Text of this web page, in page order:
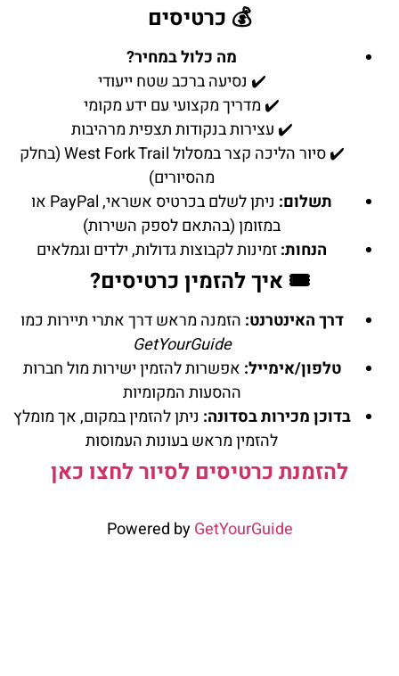
💰 כרטיסים
מה כלול במחיר?
✔️ נסיעה ברכב שטח ייעודי
✔️ מדריך מקצועי עם ידע מקומי
✔️ עצירות בנקודות תצפית מרהיבות
✔️ סיור הליכה קצר במסלול West Fork Trail (בחלק
מהסיורים)
תשלום:
ניתן לשלם בכרטיס אשראי, PayPal או
במזומן (בהתאם לספק השירות)
הנחות:זמינות לקבוצות גדולות, ילדים וגמלאים
🎟️ איך להזמין כרטיסים?
דרך האינטרנט: הזמנה מראש דרך אתרי תיירות כמו
GetYourGuide
טלפון/אימייל: אפשרות להזמין ישירות מול חברות
ההסעות המקומיות
בדוכן מכירות בסדונה: ניתן להזמין במקום, אך מומלץ
להזמין מראש בעונות העמוסות
להזמנת כרטיסים לסיור לחצו כאן
Powered byGetYourGuide